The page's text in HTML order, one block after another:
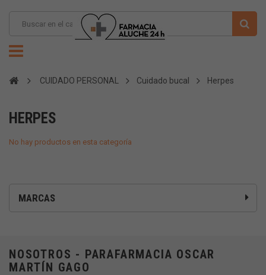
CUIDADO PERSONAL Cuidado bucal Herpes
MARCAS
HERPES
No hay productos en esta categoría
NOSOTROS - PARAFARMACIA OSCAR
MARTÍN GAGO